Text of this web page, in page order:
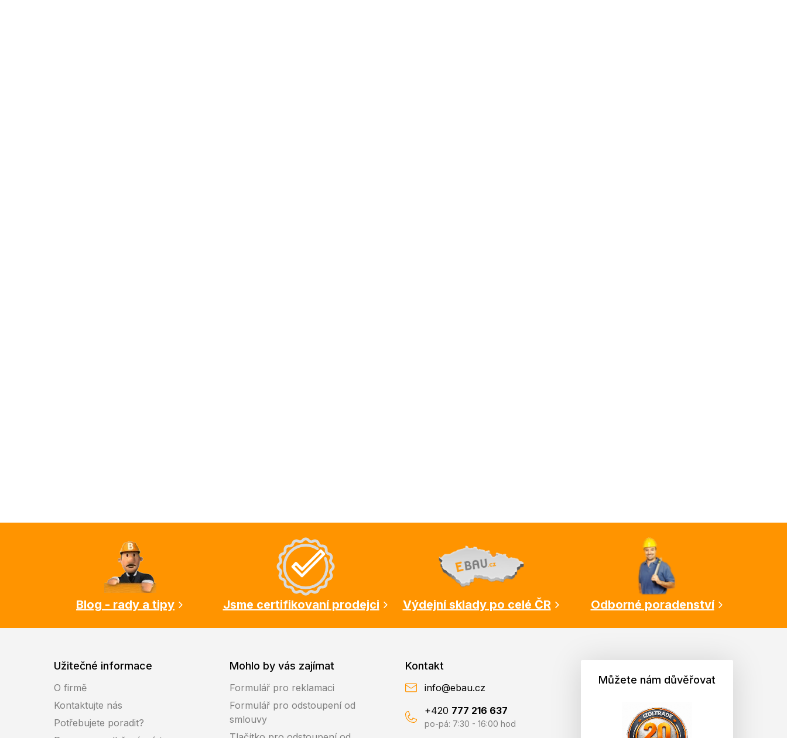
Blog - rady a tipy
Jsme certifikovaní prodejci Výdejní sklady po celé ČR Odborné poradenství
Užitečné informace
O firmě
Kontaktujte nás
Potřebujete poradit?
Mohlo by vás zajímat
Formulář pro reklamaci
Formulář pro odstoupení od
smlouvy
Kontakt
info@ebau.cz
+420 777 216 637
po-pá: 7:30 - 16:00 hod
Můžete nám důvěřovat